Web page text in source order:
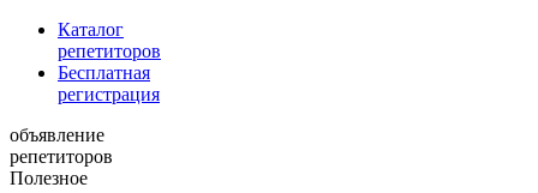
Каталог
репетиторов
Бесплатная
регистрация
объявление
репетиторов
Полезное